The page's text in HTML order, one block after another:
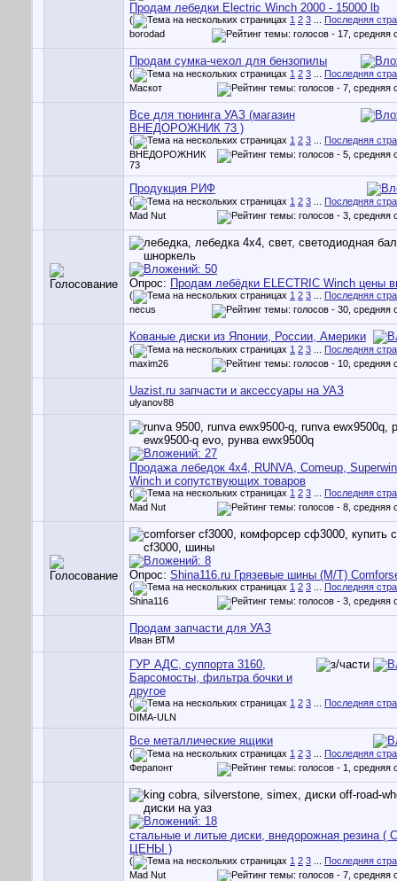
Продам лебедки Electric Winch 2000 - 15000 lb
( 1 2 3
Последняя
borodad
Продам сумка-чехол для бензопилы
( 1 2 3
Последняя
Маскот
Все для тюнинга УАЗ (магазин
ВНЕДОРОЖНИК 73 )
( 1 2 3
Последняя
ВНЕДОРОЖНИК
73
Продукция РИФ
( 1 2 3
Последняя
Mad Nut
Опрос: Продам лебёдки ELECTRIC Winch цены
( 1 2 3
Последняя
necus
Кованые диски из Японии, России, Америки
( 1 2 3
Последняя
maxim26
Uazist.ru запчасти и аксессуары на УАЗ
ulyanov88
Продажа лебедок 4х4, RUNVA, Comeup,
Winch и сопутствующих товаров
( 1 2 3
Последняя
Mad Nut
Опрос: Shina116.ru Грязевые шины (M/T)
( 1 2 3
Последняя
Shina116
Продам запчасти для УАЗ
Иван ВТМ
ГУР АДС, суппорта 3160,
Барсомосты, фильтра бочки и
другое
( 1 2 3
Последняя
DIMA-ULN
Все металлические ящики
( 1 2 3
Последняя
Ферапонт
стальные и литые диски, внедорожная резина (
ЦЕНЫ )
( 1 2 3
Последняя
Mad Nut